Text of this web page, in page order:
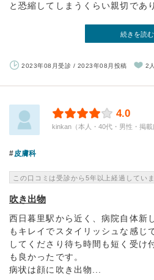
と恐縮してしまうくらい親切であ
続きを読む
2023年08月受診 / 2023年08月投稿 2
4.0
kinkan（本人・40代・男性・掲載
皮膚科
この口コミは受診から5年以上経過していま
吹き出物
西日暮里駅から近く、病院自体新
もキレイでスタイリッシュな感じ
してくださり待ち時間も短く受け
も良かったです。
病状は顔に吹き出物...